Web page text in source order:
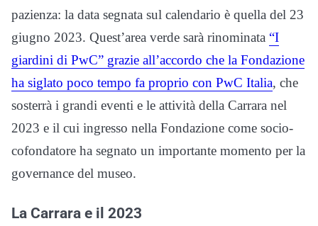
pazienza: la data segnata sul calendario è quella del 23
giugno 2023. Quest’area verde sarà rinominata “I
giardini di PwC” grazie all’accordo che la Fondazione
ha siglato poco tempo fa proprio con PwC Italia, che
sosterrà i grandi eventi e le attività della Carrara nel
2023 e il cui ingresso nella Fondazione come socio-
cofondatore ha segnato un importante momento per la
governance del museo.
La Carrara e il 2023